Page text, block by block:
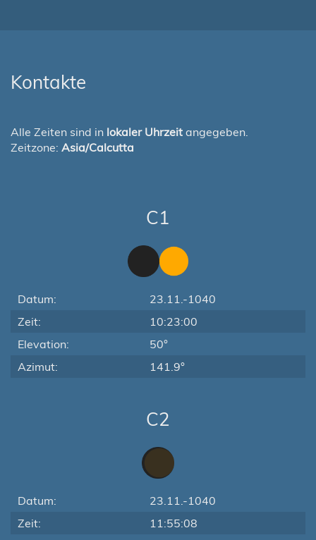
Kontakte
Alle Zeiten sind in lokaler Uhrzeit angegeben.
Zeitzone: Asia/Calcutta
C1
Datum:
23.11.-1040
Zeit:
10:23:00
Elevation:
50°
Azimut:
141.9°
C2
Datum:
23.11.-1040
Zeit:
11:55:08